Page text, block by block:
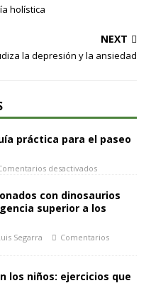
holística
NEXT
la depresión y la ansiedad
práctica para el paseo
desactivados
con dinosaurios
superior a los
Segarra
Comentarios
los niños: ejercicios que